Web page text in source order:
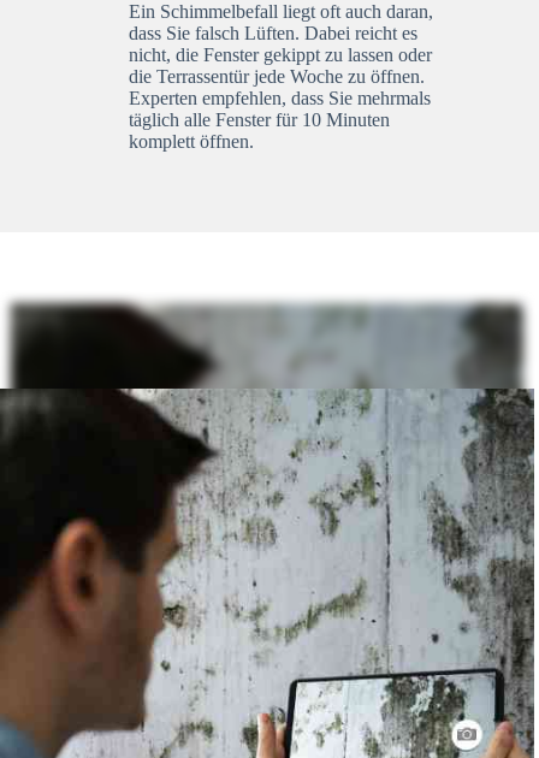
Ein Schimmelbefall liegt oft auch daran,
dass Sie falsch Lüften. Dabei reicht es
nicht, die Fenster gekippt zu lassen oder
die Terrassentür jede Woche zu öffnen.
Experten empfehlen, dass Sie mehrmals
täglich alle Fenster für 10 Minuten
komplett öffnen.